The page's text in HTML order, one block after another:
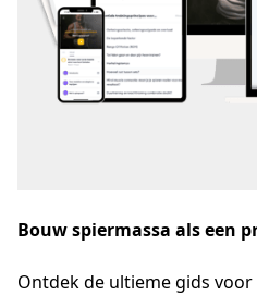
Bouw spiermassa als een
Ontdek de ultieme gids